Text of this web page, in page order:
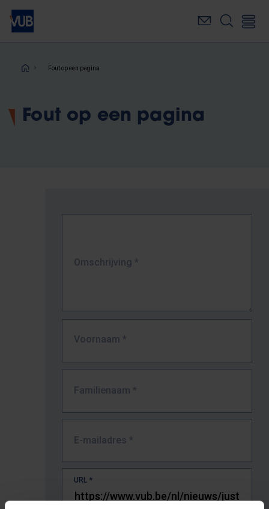
Overslaan
naar
inhoudKruimelpad
Fout op een pagina
Fout op een pagina
Omschrijving *
Voornaam *
Familienaam *
E-mailadres *
URL *